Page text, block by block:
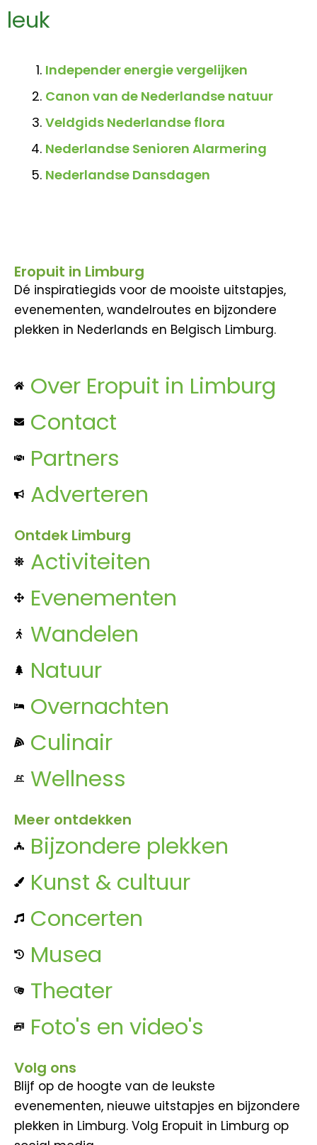
leuk
Independer energie vergelijken
Canon van de Nederlandse natuur
Veldgids Nederlandse flora
Nederlandse Senioren Alarmering
Nederlandse Dansdagen
Eropuit in Limburg
Dé inspiratiegids voor de mooiste uitstapjes,
evenementen, wandelroutes en bijzondere
plekken in Nederlands en Belgisch Limburg.
Over Eropuit in Limburg
Contact
Partners
Adverteren
Ontdek Limburg
Activiteiten
Evenementen
Wandelen
Natuur
Overnachten
Culinair
Wellness
Meer ontdekken
Bijzondere plekken
Kunst & cultuur
Concerten
Musea
Theater
Foto's en video's
Volg ons
Blijf op de hoogte van de leukste
evenementen, nieuwe uitstapjes en bijzondere
plekken in Limburg. Volg Eropuit in Limburg op